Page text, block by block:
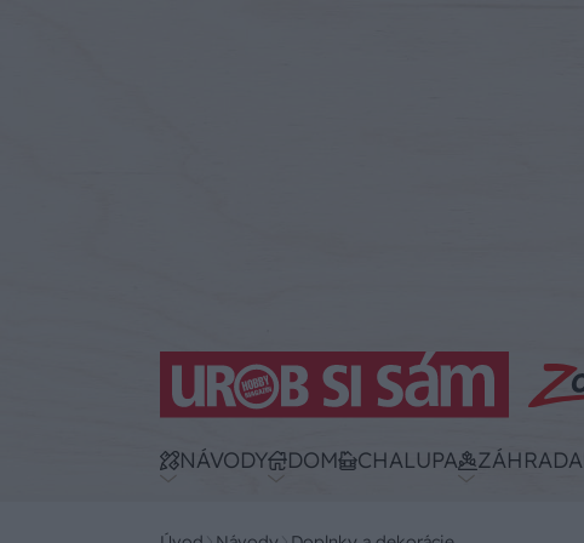
NÁVODY DOM CHALUPA ZÁHRADA